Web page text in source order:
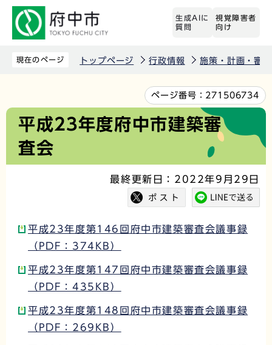
先
生成AIに
質問
視覚障害者
向け
現在のページ トップページ 行政情報 施策・計画・審
文
か
ページ番号： 271506734
平成23年度府中市建築審
査会
最終更新日：2022年9月29日
平成23年度第146回府中市建築審査会議事録
（PDF：374KB）
平成23年度第147回府中市建築審査会議事録
（PDF：435KB）
平成23年度第148回府中市建築審査会議事録
（PDF：269KB）